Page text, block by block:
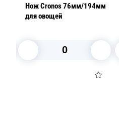
Нож Cronos 76мм/194мм
для овощей